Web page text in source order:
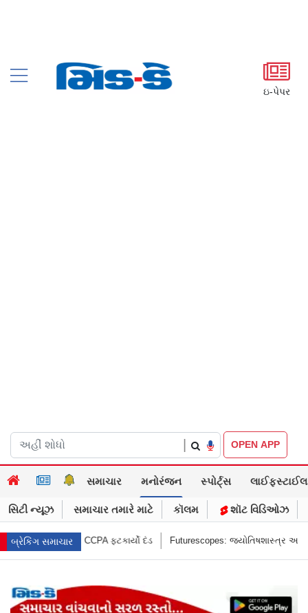
ઇ-પેપર
OPEN APP
સમાચાર મનોરંજન સ્પોર્ટ્સ લાઈફસ્ટાઈલ
સિટી ન્યૂઝ સમાચાર તમારે માટે કૉલમ શૉટ વિડિઓઝ
બ્રેકિંગ સમાચાર
Futurescopes: જ્યોતિષશાસ્ત્ર અને નક્ષત્રો, અર્થ, પ્રતીકો, પ્રભાવ, અને લક્ષણો